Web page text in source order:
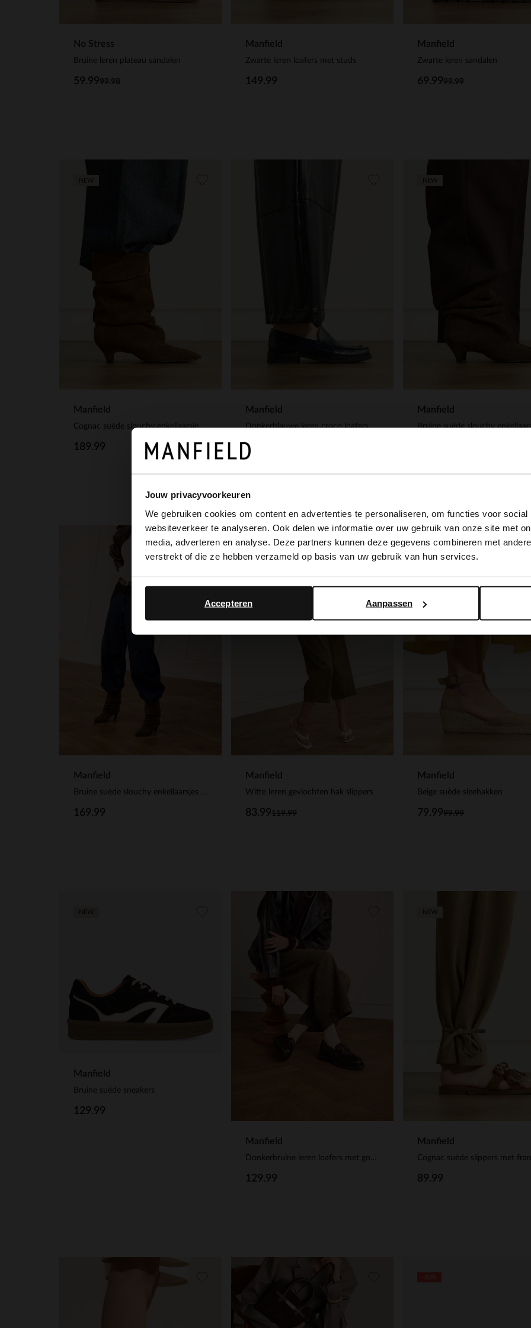
Jouw privacyvoorkeuren
We gebruiken cookies om content en advertenties te personaliseren, om functies voor social
websiteverkeer te analyseren. Ook delen we informatie over uw gebruik van onze site met
media, adverteren en analyse. Deze partners kunnen deze gegevens combineren met
verstrekt of die ze hebben verzameld op basis van uw gebruik van hun services.
Aanpassen
Accepteren
No Stress
Bruine leren plateau sandalen
99.98
59.99
Manfield
Zwarte leren loafers met studs
149.99
Manfield
Zwarte leren sandalen
99.99
69.99
Manfield
Cognac suède slouchy enkellaarsjes met hak
189.99
Manfield
Donkerblauwe leren croco loafers
139.99
Manfield
Manfield
Bruine suède slouchy enkellaarsjes met hak
169.99
Manfield
Witte leren gevlochten hak slippers
119.99
83.99
-30%
Manfield
Beige suède sleehakken
99.99
79.99
-20%
Manfield
Bruine suède sneakers
129.99
Manfield
Donkerbruine leren loafers met gouden chain
129.99
Manfield
Cognac suède slippers met
89.99
It looks like your language isn't Dutch. Would you like to